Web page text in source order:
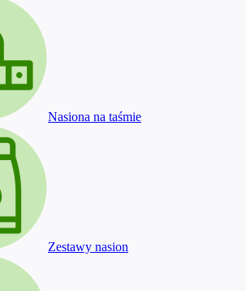
Nasiona na taśmie
Zestawy nasion